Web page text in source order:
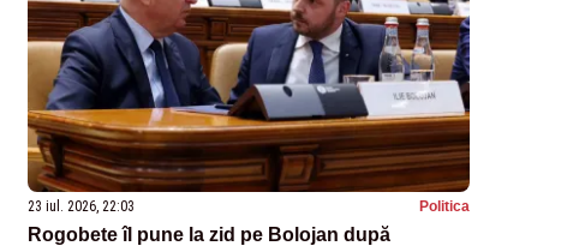
23 iul. 2026, 22:03 Politica
Rogobete îl pune la zid pe Bolojan după